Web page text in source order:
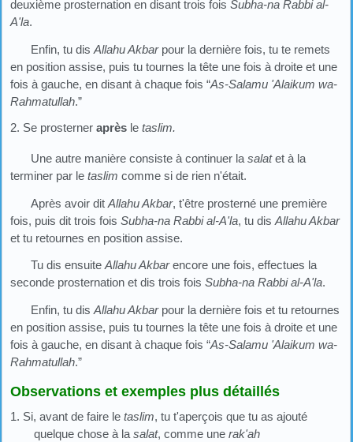
deuxième prosternation en disant trois fois Subha-na Rabbi al-
A'la.
Enfin, tu disAllahu Akbarpour la dernière fois, tu te remets
en position assise, puis tu tournes la tête une fois à droite et une
fois à gauche, en disant à chaque fois “As-Salamu 'Alaikum wa-
Rahmatullah.”
2. Se prosterner après le taslim.
Une autre manière consiste à continuer lasalatet à la
terminer par le taslim comme si de rien n'était.
Après avoir ditAllahu Akbar, t'être prosterné une première
fois, puis dit trois fois Subha-na Rabbi al-A'la, tu dis Allahu Akbar
et tu retournes en position assise.
Tu dis ensuiteAllahu Akbarencore une fois, effectues la
seconde prosternation et dis trois fois Subha-na Rabbi al-A'la.
Enfin, tu disAllahu Akbarpour la dernière fois et tu retournes
en position assise, puis tu tournes la tête une fois à droite et une
fois à gauche, en disant à chaque fois “As-Salamu 'Alaikum wa-
Rahmatullah.”
Observations et exemples plus détaillés
1. Si, avant de faire le taslim, tu t'aperçois que tu as ajouté
quelque chose à lasalat, comme unerak'ah